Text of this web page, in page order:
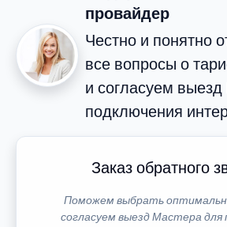
провайдер
Честно и понятно
все вопросы о
и согласуем
подключения
Заказ обратного
Поможем выбрать
согласуем выезд Мастера для